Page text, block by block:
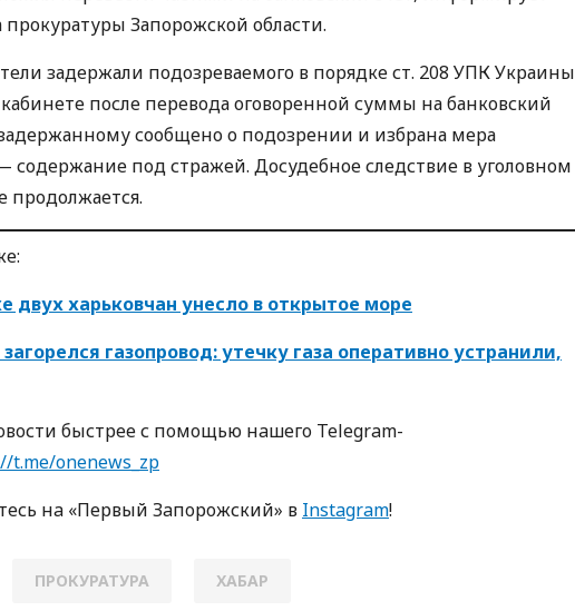
прокуратуры Запорожской области.
задержали подозреваемого в порядке ст. 208 УПК Украины
после перевода оговоренной суммы на банковский
сообщено о подозрении и избрана мера
содержание под стражей. Досудебное следствие в уголовном
продолжается.
двух харьковчан унесло в открытое море
газопровод: утечку газа оперативно устранили,
быстрее с пoмoщью нaшегo Telegram-
t.me/onenews_zp
нa «Первый Зaпoрoжский» в Instagram!
ПРОКУРАТУРА ХАБАР